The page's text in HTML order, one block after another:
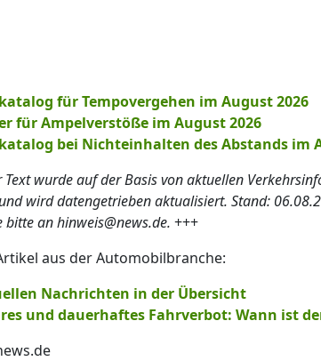
für Tempovergehen im August 2026
für Ampelverstöße im August 2026
bei Nichteinhalten des Abstands im
Text wurde auf der Basis von aktuellen
wird datengetrieben aktualisiert. Stand:
bitte an hinweis@news.de. +++
aus der Automobilbranche:
Nachrichten in der Übersicht
und dauerhaftes Fahrverbot: Wann ist